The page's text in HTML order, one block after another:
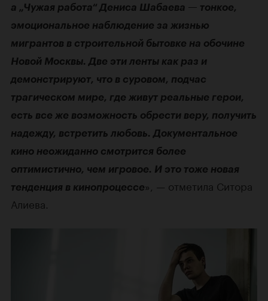
а „Чужая работа“ Дениса Шабаева — тонкое,
эмоциональное наблюдение за жизнью
мигрантов в строительной бытовке на обочине
Новой Москвы. Две эти ленты как раз и
демонстрируют, что в суровом, подчас
трагическом мире, где живут реальные герои,
есть все же возможность обрести веру, получить
надежду, встретить любовь. Документальное
кино неожиданно смотрится более
оптимистично, чем игровое. И это тоже новая
тенденция в кинопроцессе», — отметила Ситора
Алиева.